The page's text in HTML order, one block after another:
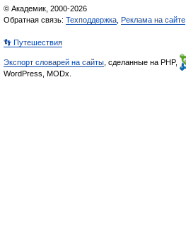
© Академик, 2000-2026
Обратная связь: Техподдержка Реклама на сайте
👣 Путешествия
Экспорт словарей на сайты , сделанные на PHP,
WordPress, MODx.